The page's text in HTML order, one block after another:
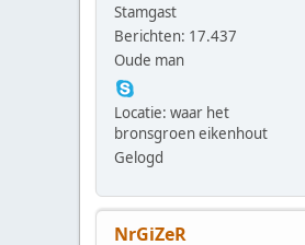
Stamgast
Berichten: 17.437
Oude man
Locatie: waar het
bronsgroen eikenhout
Gelogd
NrGiZeR